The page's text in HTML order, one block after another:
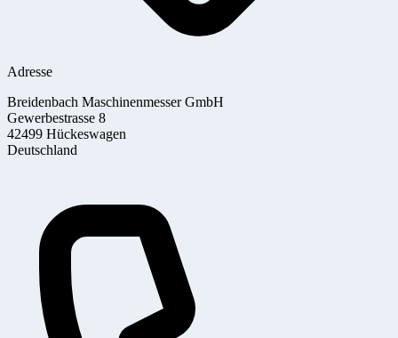
Adresse
Breidenbach Maschinenmesser GmbH
Gewerbestrasse 8
42499 Hückeswagen
Deutschland